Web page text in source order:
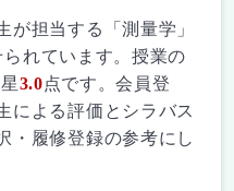
が担当する「測量学」
れています。授業の
3.0点です。会員登
による評価とシラバス
・履修登録の参考にし